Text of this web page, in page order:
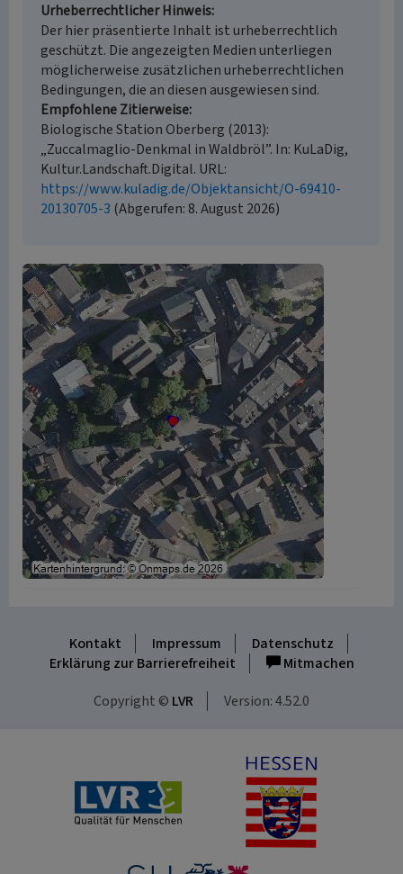
Urheberrechtlicher Hinweis
Der hier präsentierte Inhalt ist urheberrechtlich
geschützt. Die angezeigten Medien unterliegen
möglicherweise zusätzlichen urheberrechtlichen
Bedingungen, die an diesen ausgewiesen sind.
Empfohlene Zitierweise
Biologische Station Oberberg (2013):
„Zuccalmaglio-Denkmal in Waldbröl”. In: KuLaDig,
Kultur.Landschaft.Digital. URL:
https://www.kuladig.de/Objektansicht/O-69410-
20130705-3 (Abgerufen: 8. August 2026)
Kontakt Impressum
Datenschutz
Erklärung zur Barrierefreiheit
Mitmachen
Copyright © LVR Version: 4.52.0